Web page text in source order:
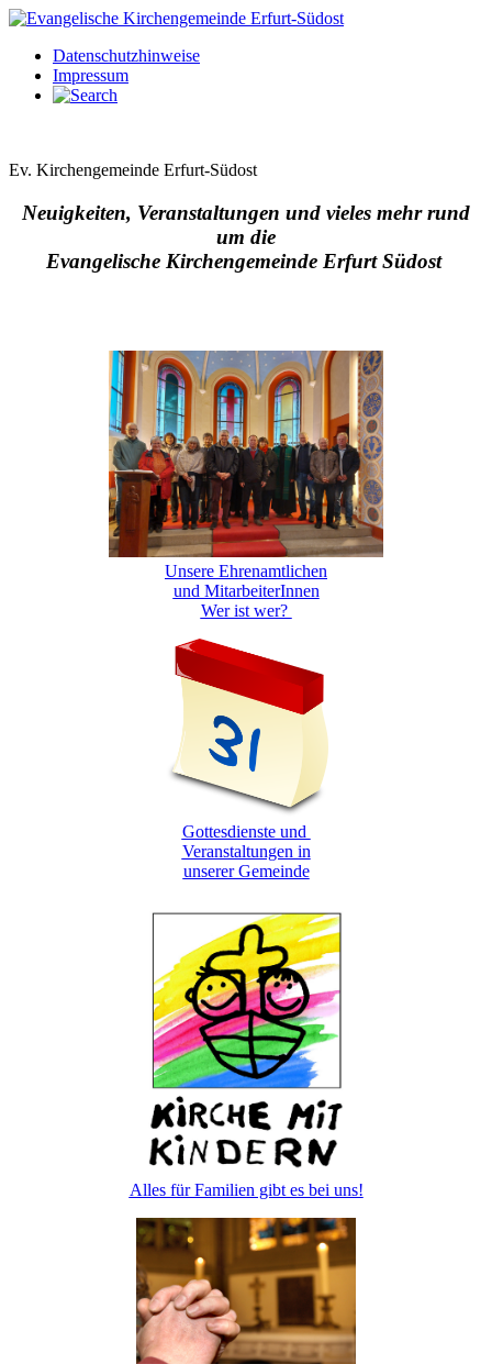
Datenschutzhinweise
Impressum
Ev. Kirchengemeinde Erfurt-Südost
Neuigkeiten, Veranstaltungen und vieles mehr rund
um die
Evangelische Kirchengemeinde Erfurt Südost
Unsere Ehrenamtlichen
und MitarbeiterInnen
Wer ist wer?
Gottesdienste und
Veranstaltungen in
unserer Gemeinde
Alles für Familien gibt es bei uns!